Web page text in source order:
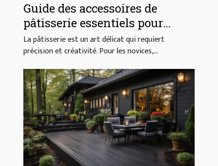
Guide des accessoires de
pâtisserie essentiels pour
débutants
La pâtisserie est un art délicat qui requiert
précision et créativité. Pour les novices,...